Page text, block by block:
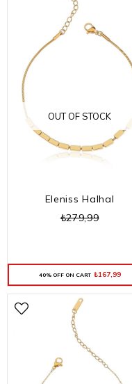
OUT OF STOCK
Eleniss Halhal
₺279,99
40% OFF ON CART ₺167,99